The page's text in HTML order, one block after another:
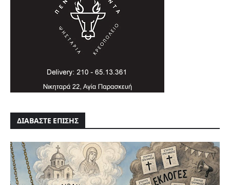
ΔΙΑΒΑΣΤΕ ΕΠΙΣΗΣ